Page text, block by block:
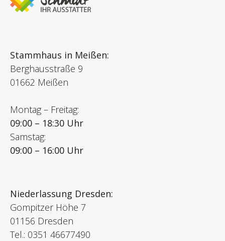
Stammhaus in Meißen:
Berghausstraße 9
01662 Meißen
Montag – Freitag:
09:00 – 18:30 Uhr
Samstag:
09:00 – 16:00 Uhr
Niederlassung Dresden:
Gompitzer Höhe 7
01156 Dresden
Tel.: 0351 46677490